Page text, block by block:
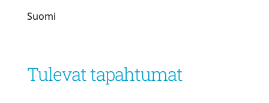
Suomi
Tulevat tapahtumat